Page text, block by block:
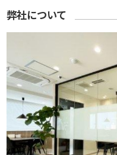
弊社について